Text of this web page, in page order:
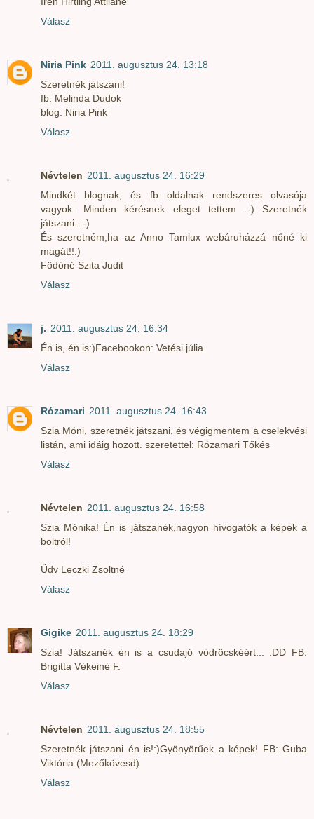
Válasz
Niria Pink 2011. augusztus 24. 13:18
Szeretnék játszani!
fb: Melinda Dudok
blog: Niria Pink
Válasz
Névtelen 2011. augusztus 24. 16:29
Mindkét blognak, és fb oldalnak rendszeres olvasója
vagyok. Minden kérésnek eleget tettem :-) Szeretnék
játszani. :-)
És szeretném,ha az Anno Tamlux webáruházzá nőné ki
magát!!:)
Födőné Szita Judit
Válasz
j. 2011. augusztus 24. 16:34
Én is, én is:)Facebookon: Vetési júlia
Válasz
Rózamari 2011. augusztus 24. 16:43
Szia Móni, szeretnék játszani, és végigmentem a cselekvési
listán, ami idáig hozott. szeretettel: Rózamari Tőkés
Válasz
Névtelen 2011. augusztus 24. 16:58
Szia Mónika! Én is játszanék,nagyon hívogatók a képek a
boltról!
Üdv Leczki Zsoltné
Válasz
Gigike 2011. augusztus 24. 18:29
Szia! Játszanék én is a csudajó vödröcskéért... :DD FB:
Brigitta Vékeiné F.
Válasz
Névtelen 2011. augusztus 24. 18:55
Szeretnék játszani én is!:)Gyönyörűek a képek! FB: Guba
Viktória (Mezőkövesd)
Válasz